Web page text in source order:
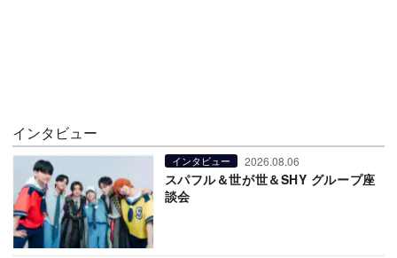
インタビュー
インタビュー 2026.08.06
スパフル＆世が世＆SHY グループ座
談会